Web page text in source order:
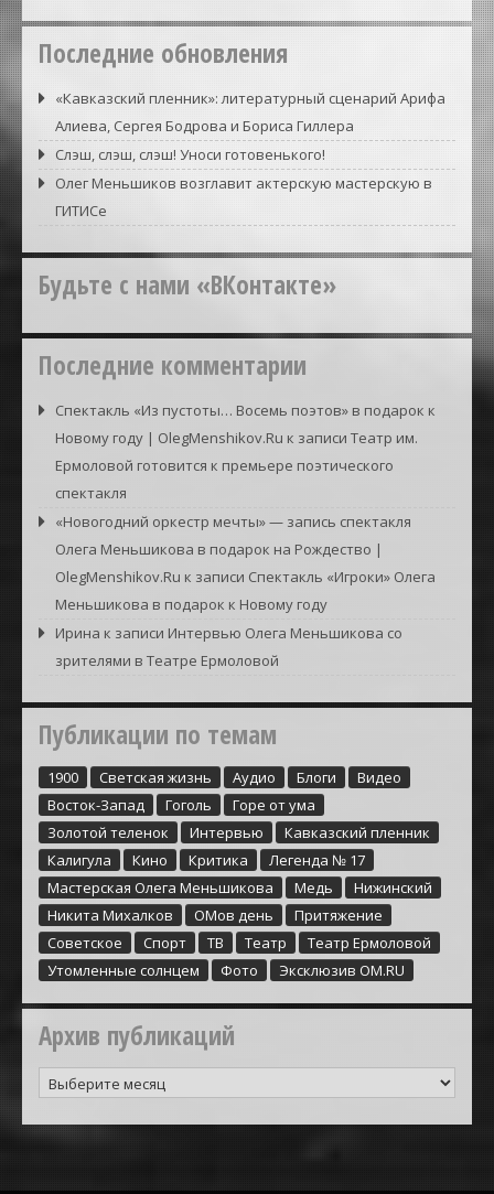
Последние обновления
«Кавказский пленник»: литературный сценарий Арифа
Алиева, Сергея Бодрова и Бориса Гиллера
Слэш, слэш, слэш! Уноси готовенького!
Олег Меньшиков возглавит актерскую мастерскую в
ГИТИСе
Будьте с нами «ВКонтакте»
Последние комментарии
Спектакль «Из пустоты… Восемь поэтов» в подарок к
Новому году | OlegMenshikov.Ru к записи Театр им.
Ермоловой готовится к премьере поэтического
спектакля
«Новогодний оркестр мечты» — запись спектакля
Олега Меньшикова в подарок на Рождество |
OlegMenshikov.Ru к записи Спектакль «Игроки» Олега
Меньшикова в подарок к Новому году
Ирина к записи Интервью Олега Меньшикова со
зрителями в Театре Ермоловой
Публикации по темам
1900 Cветская жизнь Аудио Блоги
Видео
Восток-Запад
Гоголь
Горе от ума
Золотой теленок
Интервью
Кавказский пленник
Калигула
Кино Критика
Легенда № 17
Мастерская Олега Меньшикова
Медь
Нижинский
Никита Михалков
ОМов день
Притяжение
Советское
Спорт ТВ Театр
Театр Ермоловой
Утомленные солнцем
Фото Эксклюзив ОМ.RU
Архив публикаций
Архив
публикаций